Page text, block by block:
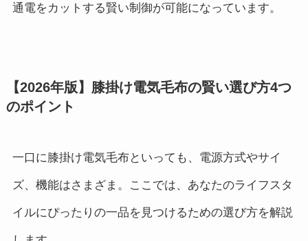
通電をカットする賢い制御が可能になっています。
【2026年版】膝掛け電気毛布の賢い選び方4つ
のポイント
一口に膝掛け電気毛布といっても、電源方式やサイ
ズ、機能はさまざま。ここでは、あなたのライフスタ
イルにぴったりの一品を見つけるための選び方を解説